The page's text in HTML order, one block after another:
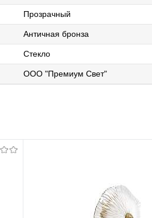
Прозрачный
Античная бронза
Стекло
ООО "Премиум Свет"